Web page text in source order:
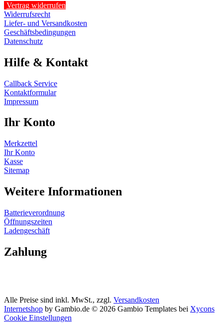
Vertrag widerrufen
Widerrufsrecht
Liefer- und Versandkosten
Geschäftsbedingungen
Datenschutz
Hilfe & Kontakt
Callback Service
Kontaktformular
Impressum
Ihr Konto
Merkzettel
Ihr Konto
Kasse
Sitemap
Weitere Informationen
Batterieverordnung
Öffnungszeiten
Ladengeschäft
Zahlung
Alle Preise sind inkl. MwSt., zzgl. Versandkosten
Internetshop by Gambio.de © 2026 Gambio Templates bei Xycons
Cookie Einstellungen